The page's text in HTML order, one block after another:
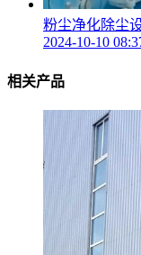
粉尘净化除尘
2024-10-10
相关产品